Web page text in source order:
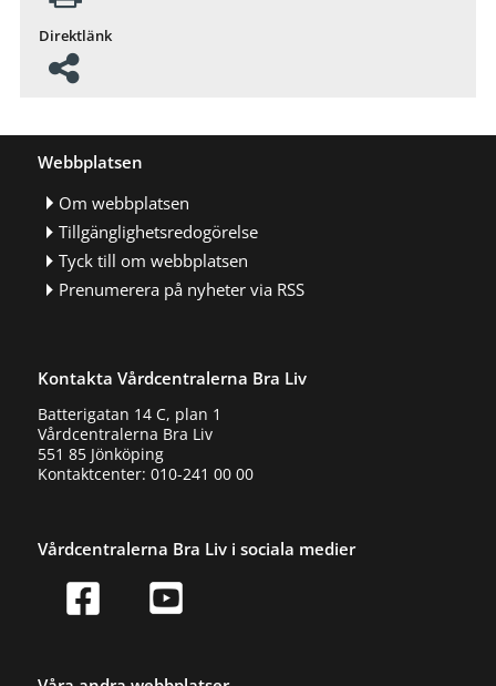
Direktlänk
Webbplatsen
Om webbplatsen
Tillgänglighetsredogörelse
Tyck till om webbplatsen
Prenumerera på nyheter via RSS
Kontakta Vårdcentralerna Bra Liv
Batterigatan 14 C, plan 1
Vårdcentralerna Bra Liv
551 85 Jönköping
Kontaktcenter: 010-241 00 00
Vårdcentralerna Bra Liv i sociala medier